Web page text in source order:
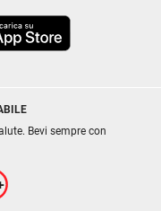
Bevi sempre con